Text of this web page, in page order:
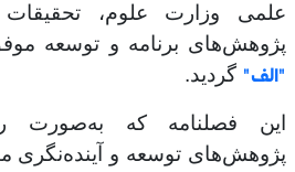
علمی وزارت علوم، تحقیقات
پژوهش‌های برنامه و توسعه
"الف" گردید.
این فصلنامه که
پژوهش‌های توسعه و آینده‌نگری